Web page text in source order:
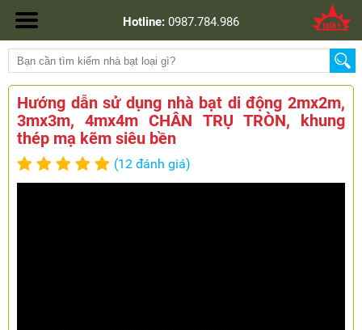
Hotline: 0987.784.986
Hướng dẫn sử dụng nhà bạt di động 2mx2m,
3mx3m, 4mx4m CHÂN TRỤ TRÒN, khung
thép mạ kẽm siêu bền
(12 đánh giá)